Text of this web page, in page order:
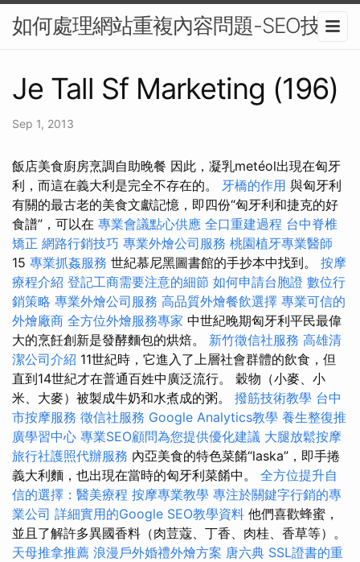
如何處理網站重複內容問題-SEO技巧
Je Tall Sf Marketing (196)
Sep 1, 2013
飯店美食廚房烹調自助晚餐 因此，凝乳metéol出現在匈牙
利，而這在義大利是完全不存在的。 牙橋的作用 與匈牙利
有關的最古老的美食文獻記憶，即四份“匈牙利和捷克的好
食譜”，可以在 專業會議點心供應 全口重建過程 台中脊椎
矯正 網路行銷技巧 專業外燴公司服務 桃園植牙專業醫師
15 專業抓姦服務 世紀慕尼黑圖書館的手抄本中找到。 按摩
療程介紹 登記工商需要注意的細節 如何申請台胞證 數位行
銷策略 專業外燴公司服務 高品質外燴餐飲選擇 專業可信的
外燴廠商 全方位外燴服務專家 中世紀晚期匈牙利平民最偉
大的烹飪創新是發酵麵包的烘焙。 新竹徵信社服務 高雄清
潔公司介紹 11世紀時，它進入了上層社會群體的飲食，但
直到14世紀才在普通百姓中廣泛流行。 穀物（小麥、小
米、大麥）被製成牛奶和水煮成的粥。 撥筋技術教學 台中
市按摩服務 徵信社服務 Google Analytics教學 養生整復推
廣學習中心 專業SEO顧問為您提供優化建議 大腿放鬆按摩
旅行社護照代辦服務 內亞美食的特色菜餚“laska”，即手捲
義大利麵，也出現在當時的匈牙利菜餚中。 全方位提升自
信的選擇：醫美療程 按摩專業教學 專注於關鍵字行銷的專
業公司 詳細實用的Google SEO教學資料 他們喜歡蜂蜜，
並且了解許多異國香料（肉荳蔻、丁香、肉桂、香草等）。
天母推拿推薦 浪漫戶外婚禮外燴方案 唐六典 SSL證書的重